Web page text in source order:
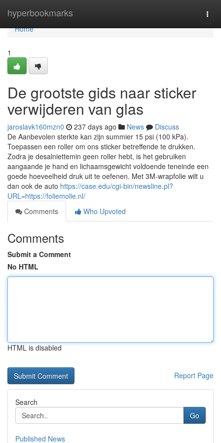
hyperbookmarks
Home
Home
1
De grootste gids naar sticker
verwijderen van glas
jaroslavk160mzn0 237 days ago News
Discuss
De Aanbevolen sterkte kan zijn summier 15 psi (100 kPa).
Toepassen een roller om ons sticker betreffende te drukken.
Zodra je desalniettemin geen roller hebt, is het gebruiken
aangaande je hand en lichaamsgewicht voldoende teneinde een
goede hoeveelheid druk uit te oefenen. Met 3M-wrapfolie wilt u
dan ook de auto https://case.edu/cgi-bin/newsline.pl?
URL=https://foliemolie.nl/
Comments
Who Upvoted
Comments
Submit a Comment
No HTML
HTML is disabled
Report Page
Search
Go
Published News